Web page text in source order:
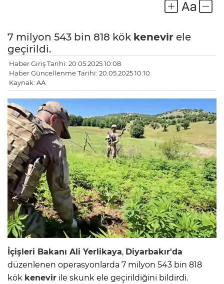
7 milyon 543 bin 818 kök kenevir ele
geçirildi.
Haber Giriş Tarihi: 20.05.2025 10:08
Haber Güncellenme Tarihi: 20.05.2025 10:10
Kaynak: AA
İçişleri Bakanı Ali Yerlikaya, Diyarbakır'da
düzenlenen operasyonlarda 7 milyon 543 bin 818
kök kenevir ile skunk ele geçirildiğini bildirdi.